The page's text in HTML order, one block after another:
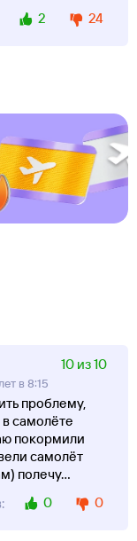
2 24
в 8:15
10 из 10
проблему,
самолёте
покормили
самолёт
полечу...
0 0